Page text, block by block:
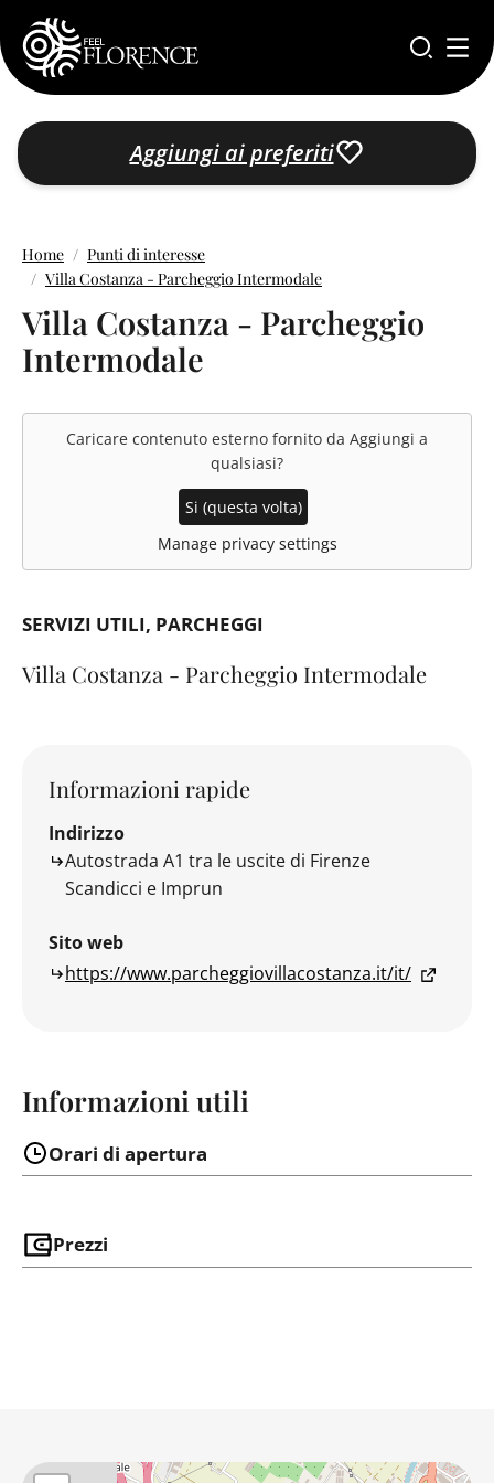
Salta al contenuto principale
Aggiungi ai preferiti
Home
Punti di interesse
Villa Costanza - Parcheggio Intermodale
Villa Costanza - Parcheggio
Intermodale
Caricare contenuto esterno fornito da Aggiungi a
qualsiasi?
Si (questa volta)
Manage privacy settings
SERVIZI UTILI PARCHEGGI
Villa Costanza - Parcheggio Intermodale
Informazioni rapide
Indirizzo
Autostrada A1 tra le uscite di Firenze
Scandicci e Imprun
Sito web
https://www.parcheggiovillacostanza.it/it/
Informazioni utili
Orari di apertura
Prezzi